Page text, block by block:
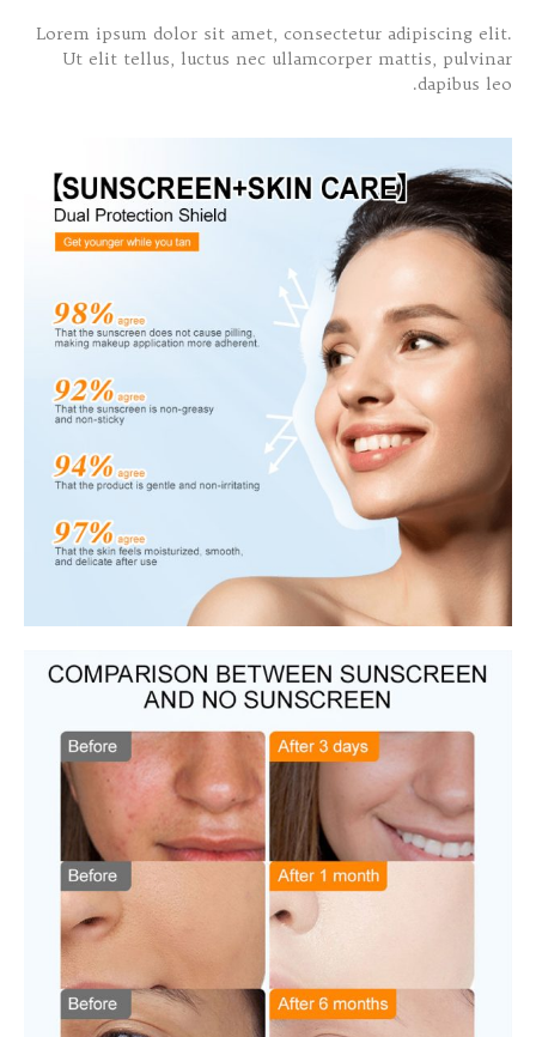
Lorem ipsum dolor sit amet, consectetur adipiscing elit.
Ut elit tellus, luctus nec ullamcorper mattis, pulvinar
dapibus leo.